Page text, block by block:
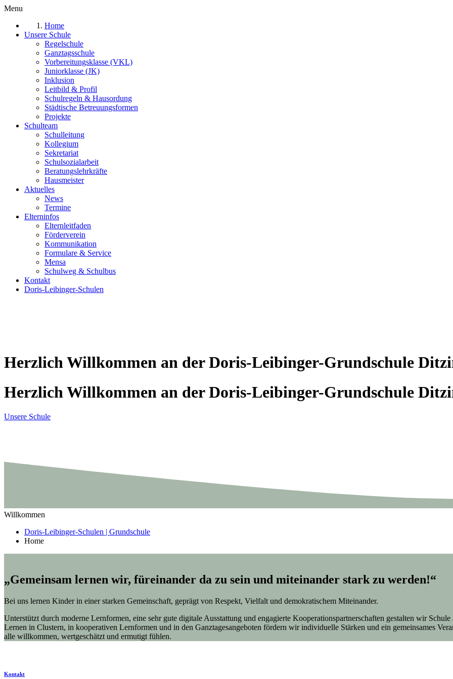
Menu
Home
Unsere Schule
Regelschule
Ganztagsschule
Vorbereitungsklasse (VKL)
Juniorklasse (JK)
Inklusion
Leitbild & Profil
Schulregeln & Hausordung
Städtische Betreuungsformen
Projekte
Schulteam
Schulleitung
Kollegium
Sekretariat
Schulsozialarbeit
Beratungslehrkräfte
Hausmeister
Aktuelles
News
Termine
Elterninfos
Elternleitfaden
Förderverein
Kommunikation
Formulare & Service
Mensa
Schulweg & Schulbus
Kontakt
Doris-Leibinger-Schulen
Herzlich Willkommen an der Doris-Leibinger-Grundschule
Herzlich Willkommen an der Doris-Leibinger-Grundschule
Unsere Schule
Willkommen
Doris-Leibinger-Schulen | Grundschule
Home
„Gemeinsam lernen wir, füreinander da zu sein und miteinander stark zu werden!“
Bei uns lernen Kinder in einer starken Gemeinschaft, geprägt von Respekt, Vielfalt und demokratischem Miteinander.
Unterstützt durch moderne Lernformen, eine sehr gute digitale Ausstattung und engagierte Kooperationspartnerschaften gestalten wir
Lernen in Clustern, in kooperativen Lernformen und in den Ganztagesangeboten fördern wir individuelle Stärken und ein gemeinsames
alle willkommen, wertgeschätzt und ermutigt fühlen.
Kontakt